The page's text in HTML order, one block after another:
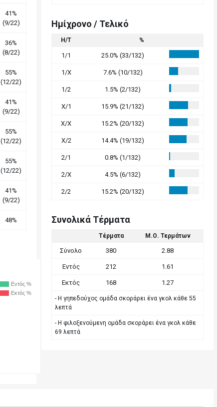
41%
(9/22)
36%
(8/22)
55%
(12/22)
41%
(9/22)
55%
(12/22)
55%
(12/22)
41%
(9/22)
48%
Εντός %
Εκτός %
Ημίχρονο / Τελικό
Η/Τ %
1/1 25.0% (33/132)
1/X 7.6% (10/132)
1/2 1.5% (2/132)
X/1 15.9% (21/132)
X/X 15.2% (20/132)
X/2 14.4% (19/132)
2/1 0.8% (1/132)
2/X 4.5% (6/132)
2/2 15.2% (20/132)
Συνολικά Τέρματα
Τέρματα Μ.Ο. Τερμάτων
Σύνολο 380 2.88
Εντός 212 1.61
Εκτός 168 1.27
- Η γηπεδούχος ομάδα σκοράρει ένα γκολ κάθε 55
λεπτά
- Η φιλοξενούμενη ομάδα σκοράρει ένα γκολ κάθε
69 λεπτά